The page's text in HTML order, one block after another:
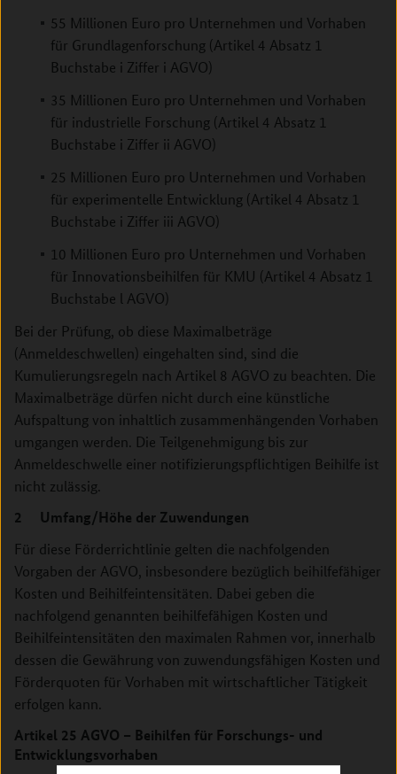
55 Millionen Euro pro Unternehmen und Vorhaben
für Grundlagenforschung (Artikel 4 Absatz 1
Buchstabe i Ziffer i AGVO)
35 Millionen Euro pro Unternehmen und Vorhaben
für industrielle Forschung (Artikel 4 Absatz 1
Buchstabe i Ziffer ii AGVO)
25 Millionen Euro pro Unternehmen und Vorhaben
für experimentelle Entwicklung (Artikel 4 Absatz 1
Buchstabe i Ziffer iii AGVO)
10 Millionen Euro pro Unternehmen und Vorhaben
für Innovationsbeihilfen für KMU (Artikel 4 Absatz 1
Buchstabe l AGVO)
Bei der Prüfung, ob diese Maximalbeträge
(Anmeldeschwellen) eingehalten sind, sind die
Kumulierungsregeln nach Artikel 8 AGVO zu beachten. Die
Maximalbeträge dürfen nicht durch eine künstliche
Aufspaltung von inhaltlich zusammenhängenden Vorhaben
umgangen werden. Die Teilgenehmigung bis zur
Anmeldeschwelle einer notifizierungspflichtigen Beihilfe ist
nicht zulässig.
2 Umfang/Höhe der Zuwendungen
Für diese Förderrichtlinie gelten die nachfolgenden
Vorgaben der AGVO, insbesondere bezüglich beihilfefähiger
Kosten und Beihilfeintensitäten. Dabei geben die
nachfolgend genannten beihilfefähigen Kosten und
Beihilfeintensitäten den maximalen Rahmen vor, innerhalb
dessen die Gewährung von zuwendungsfähigen Kosten und
Förderquoten für Vorhaben mit wirtschaftlicher Tätigkeit
erfolgen kann.
Artikel 25 AGVO – Beihilfen für Forschungs- und
Entwicklungsvorhaben